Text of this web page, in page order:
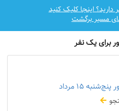
اینجا کلیک کنید
مسیر برگشت
برای یک نفر
پنج‌شنبه